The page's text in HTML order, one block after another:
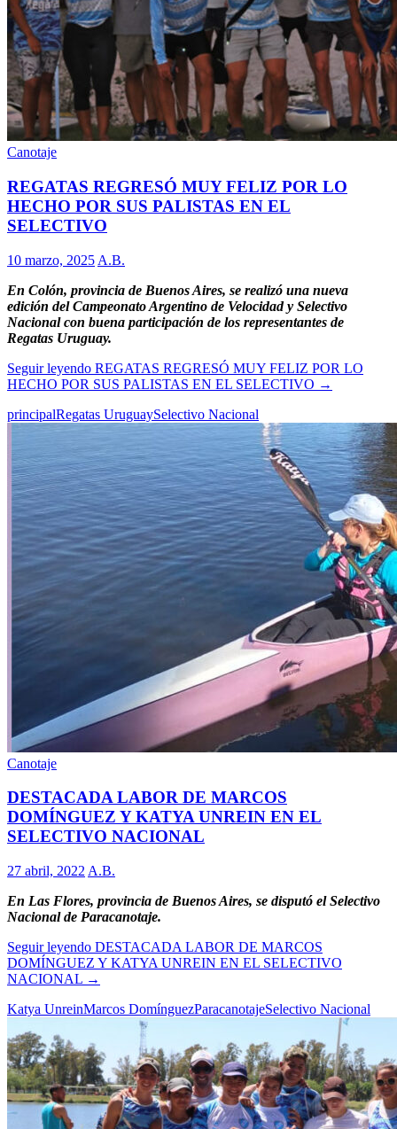
Canotaje
REGATAS REGRESÓ MUY FELIZ POR LO
HECHO POR SUS PALISTAS EN EL
SELECTIVO
10 marzo, 2025 A.B.
En Colón, provincia de Buenos Aires, se realizó una nueva
edición del Campeonato Argentino de Velocidad y Selectivo
Nacional con buena participación de los representantes de
Regatas Uruguay.
Seguir leyendo REGATAS REGRESÓ MUY FELIZ POR LO
HECHO POR SUS PALISTAS EN EL SELECTIVO →
principalRegatas UruguaySelectivo Nacional
Canotaje
DESTACADA LABOR DE MARCOS
DOMÍNGUEZ Y KATYA UNREIN EN EL
SELECTIVO NACIONAL
27 abril, 2022 A.B.
En Las Flores, provincia de Buenos Aires, se disputó el Selectivo
Nacional de Paracanotaje.
Seguir leyendo DESTACADA LABOR DE MARCOS
DOMÍNGUEZ Y KATYA UNREIN EN EL SELECTIVO
NACIONAL →
Katya UnreinMarcos DomínguezParacanotajeSelectivo Nacional